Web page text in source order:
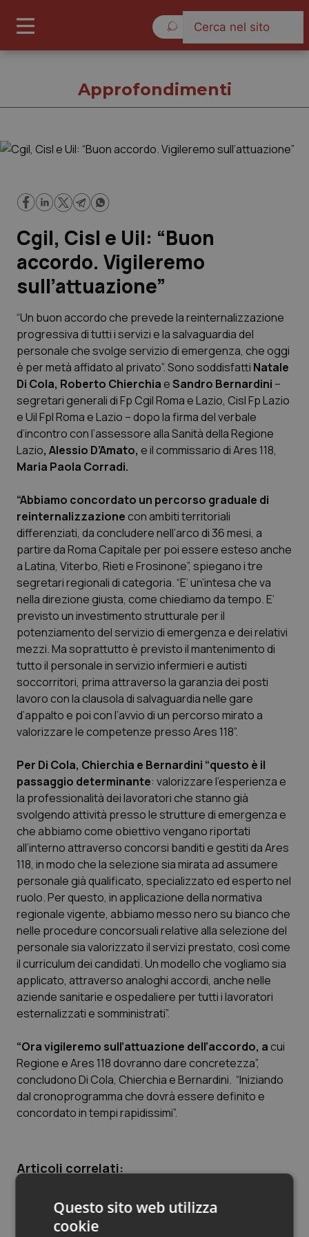
Cronache
Governo e Parlamento
Regioni e Asl
Scienza e Farmaci
Studi e Analisi
Lettere al direttore
Edizioni Regionali
Professionisti Sanitari.AI
Abruzzo
Basilicata
Calabria
Campania
Emilia-Romagna
Friuli Venezia Giulia
Lazio
Liguria
Lombardia
Marche
Molise
Piemonte
Provincia Autonoma di Bolzano
Puglia
Sardegna
Toscana
Umbria
QS Pro Gold
Artrite & artrosi
Asma & BPCO
Car-T
Colesterolo & coronaropatie
Dermatite Atopica
Diabete & glucometri
Disturbi dell’umore
Dolore
Donna & Salute
Epatiti
HIV
Infezioni & Febbre
Malattie rare
Malattia di Crohn & Rettocolite Ulcerosa
Obesità
Oftalmologia
QS Club Newsletter
Approfondimenti
Cgil, Cisl e Uil: “Buon
accordo. Vigileremo
sull’attuazione”
“Un buon accordo che prevede la reinternalizzazione
progressiva di tutti i servizi e la salvaguardia del
personale che svolge servizio di emergenza, che oggi
è per metà affidato al privato”. Sono soddisfatti Natale
Di Cola, Roberto ChierchiaeSandro Bernardini –
segretari generali di Fp Cgil Roma e Lazio, Cisl Fp Lazio
e Uil Fpl Roma e Lazio – dopo la firma del verbale
d’incontro con l’assessore alla Sanità della Regione
Lazio, Alessio D’Amato, e il commissario di Ares 118,
Maria Paola Corradi.
“Abbiamo concordato un percorso graduale di
reinternalizzazionecon ambiti territoriali
differenziati, da concludere nell’arco di 36 mesi, a
partire da Roma Capitale per poi essere esteso anche
a Latina, Viterbo, Rieti e Frosinone”, spiegano i tre
segretari regionali di categoria. “E’ un’intesa che va
nella direzione giusta, come chiediamo da tempo. E’
previsto un investimento strutturale per il
potenziamento del servizio di emergenza e dei relativi
mezzi. Ma soprattutto è previsto il mantenimento di
tutto il personale in servizio infermieri e autisti
soccorritori, prima attraverso la garanzia dei posti
lavoro con la clausola di salvaguardia nelle gare
d’appalto e poi con l’avvio di un percorso mirato a
valorizzare le competenze presso Ares 118”.
Per Di Cola, Chierchia e Bernardini “questo è il
passaggio determinante: valorizzare l’esperienza e
la professionalità dei lavoratori che stanno già
svolgendo attività presso le strutture di emergenza e
che abbiamo come obiettivo vengano riportati
all’interno attraverso concorsi banditi e gestiti da Ares
118, in modo che la selezione sia mirata ad assumere
personale già qualificato, specializzato ed esperto nel
ruolo. Per questo, in applicazione della normativa
regionale vigente, abbiamo messo nero su bianco che
nelle procedure concorsuali relative alla selezione del
personale sia valorizzato il servizi prestato, così come
il curriculum dei candidati. Un modello che vogliamo sia
applicato, attraverso analoghi accordi, anche nelle
aziende sanitarie e ospedaliere per tutti i lavoratori
esternalizzati e somministrati”.
“Ora vigileremo sull’attuazione dell’accordo, acui
Regione e Ares 118 dovranno dare concretezza”,
concludono Di Cola, Chierchia e Bernardini. “Iniziando
dal cronoprogramma che dovrà essere definito e
concordato in tempi rapidissimi”.
Articoli correlati:
Ares 118. Al via reinternalizzazione del servizio di
emergenzaQuesto sito web utilizza
cookie